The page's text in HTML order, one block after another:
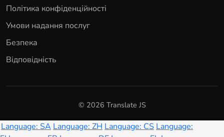
Політика конфіденційності
Умови надання послуг
Безпека
Відповідність
© 2026 Translate JS
Language: SA Language: ZH Language: CS Language: